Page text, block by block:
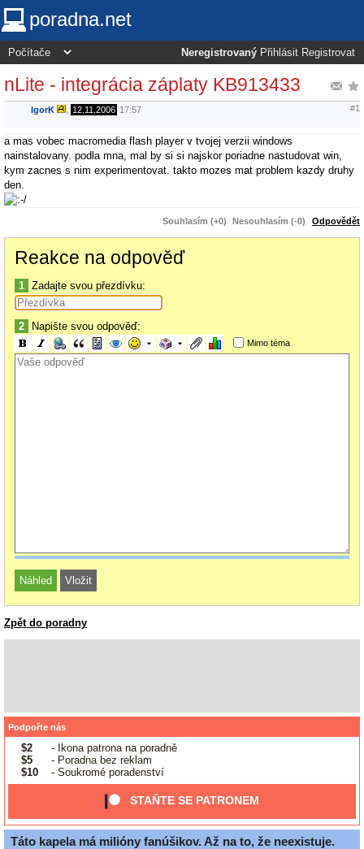
poradna.net
Neregistrovaný Přihlásit Registrovat
nLite - integrácia záplaty KB913433
IgorK 12.11.2006 17:57 #1
a mas vobec macromedia flash player v tvojej verzii windows
nainstalovany. podla mna, mal by si si najskor poriadne nastudovat win,
kym zacnes s nim experimentovat. takto mozes mat problem kazdy druhy
den.
Souhlasím (+0) Nesouhlasím (-0) Odpovědět
Reakce na odpověď
1 Zadajte svou přezdívku:
2 Napište svou odpověď:
Mimo téma
Zpět do poradny
Podpořte nás
$2
- Ikona patrona na poradně
$5
- Poradna bez reklam
$10
- Soukromé poradenství
STAŇTE SE PATRONEM
Táto kapela má milióny fanúšikov. Až na to, že neexistuje.